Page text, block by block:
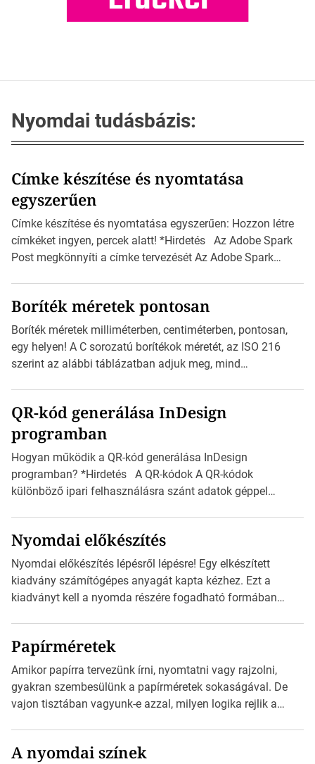
Nyomdai tudásbázis:
Címke készítése és nyomtatása
egyszerűen
Címke készítése és nyomtatása egyszerűen: Hozzon létre
címkéket ingyen, percek alatt! *Hirdetés Az Adobe Spark
Post megkönnyíti a címke tervezését Az Adobe Spark
igazán foroghatnak a kreatív fogaskerekek, miközben
zajlik a saját címke készítése. Hogyan készítsünk címkét?
Válasszon méretet és alakot: Válassza ki a kívánt címke
méretét. Akár néhány […]
Boríték méretek pontosan
Boríték méretek milliméterben, centiméterben, pontosan,
egy helyen! A C sorozatú borítékok méretét, az ISO 216
szerint az alábbi táblázatban adjuk meg, mind
mutatja az A4-es papírlaphoz viszonyítva. Az amerikai és
észak-amerikai boríték méretére az ISO 216 nem
vonatkozik. Boríték méretének táblázata C0-tól […]
QR-kód generálása InDesign
programban
Hogyan működik a QR-kód generálása InDesign
programban? *Hirdetés A QR-kódok A QR-kódok
különböző ipari felhasználásra szánt adatok géppel
okostelefonjára telepíthet egy QR-kód-leolvasó
alkalmazást, ami leolvasni és dekódolni képes az URL-
információt és átirányítja a telefon böngészőjét a cég
weblapjára. A QR-kód beolvasása után a felhasználó
Nyomdai előkészítés
Nyomdai előkészítés lépésről lépésre! Egy elkészített
kiadvány számítógépes anyagát kapta kézhez. Ezt a
kiadványt kell a nyomda részére fogadható formában
Illustratorban készült vektorgrafika. *Hirdetés Minden
esetben konzultáljunk a nyomdával, mielőtt elkezdjük a
nyomdai előkészítést!Nehogy az elkészült munka után
derüljön ki, hogy valamit másképp kellett volna csinálni! […]
Papírméretek
Amikor papírra tervezünk írni, nyomtatni vagy rajzolni,
gyakran szembesülünk a papírméretek sokaságával. De
vajon tisztában vagyunk-e azzal, milyen logika rejlik a
*Hirdetés Ebben a cikkben a papírméretek izgalmas
A nyomdai színek